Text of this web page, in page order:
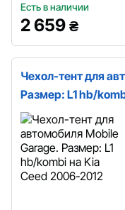
Есть в наличии
2 659 ₴
Чехол-тент для
Размер: L1 hb/